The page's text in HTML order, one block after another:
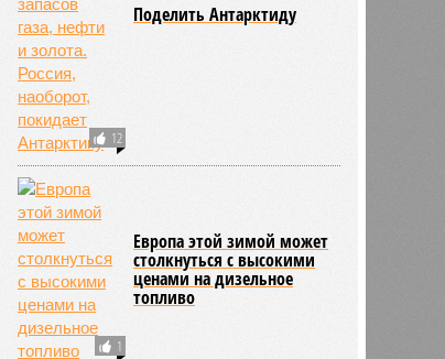
12
Поделить Антарктиду
1
Европа этой зимой может
столкнуться с высокими
ценами на дизельное
топливо